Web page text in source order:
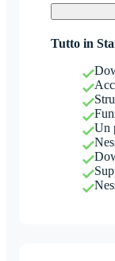
Tutto in
Un